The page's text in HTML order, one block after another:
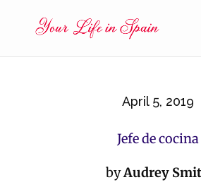
April 5, 2019
Jefe de cocina
byAudrey